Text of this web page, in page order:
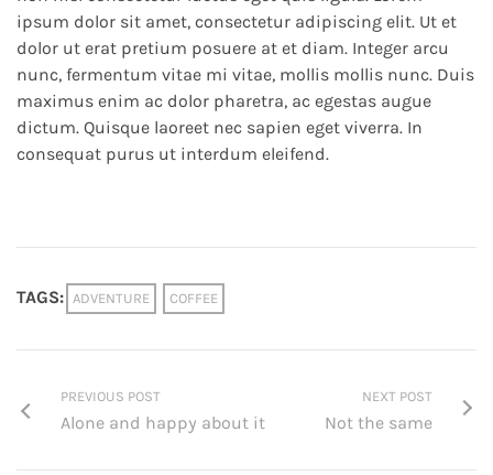
ipsum dolor sit amet, consectetur adipiscing elit. Ut et
dolor ut erat pretium posuere at et diam. Integer arcu
nunc, fermentum vitae mi vitae, mollis mollis nunc. Duis
maximus enim ac dolor pharetra, ac egestas augue
dictum. Quisque laoreet nec sapien eget viverra. In
consequat purus ut interdum eleifend.
TAGS: ADVENTURE COFFEE
PREVIOUS POST
Alone and happy about it
NEXT POST
Not the same